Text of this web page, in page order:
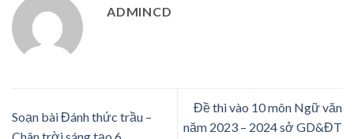
ADMINCD
Soạn bài Đánh thức trầu –
Đề thi vào 10 môn Ngữ văn
năm 2023 – 2024 sở GD&ĐT